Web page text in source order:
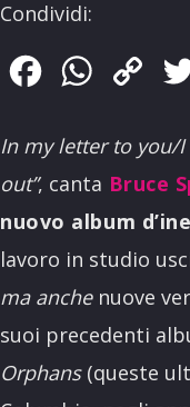
Condividi:
FacebookWhatsApp
In my letter to you/
out”, canta Bruce
nuovo album
lavoro in studio
ma anche nuove
suoi precedenti
Orphans(queste